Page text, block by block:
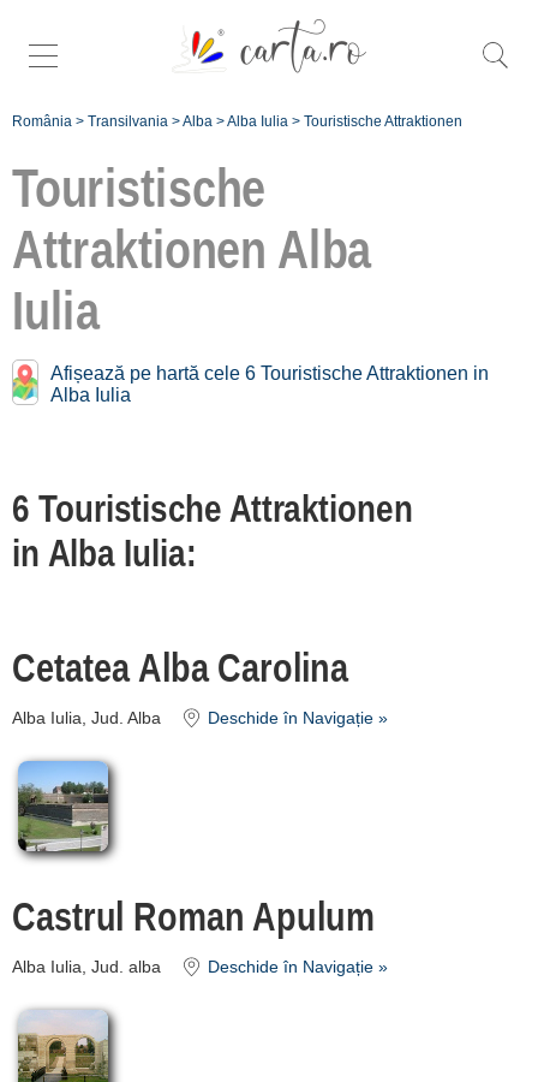
România > Transilvania >Alba >Alba Iulia > Touristische Attraktionen
Touristische
Attraktionen Alba
Iulia
Afișează pe hartă cele 6 Touristische Attraktionen in
Alba Iulia
6 Touristische Attraktionen
in Alba Iulia:
Cetatea Alba Carolina
Alba Iulia, Jud. Alba Deschide în Navigație »
Castrul Roman Apulum
Alba Iulia, Jud. alba Deschide în Navigație »
Touristische Attraktionen
Nähe
[2 offers auf 29.3 km]
cazare
termeni și condiții